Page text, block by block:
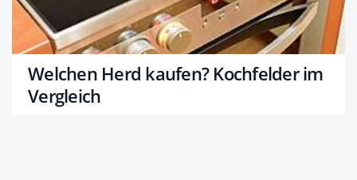
Welchen Herd kaufen? Kochfelder im
Vergleich